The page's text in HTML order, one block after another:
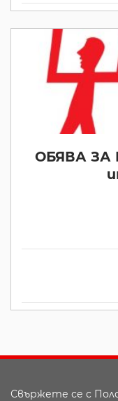
ОБЯВА ЗА
Свържете се с